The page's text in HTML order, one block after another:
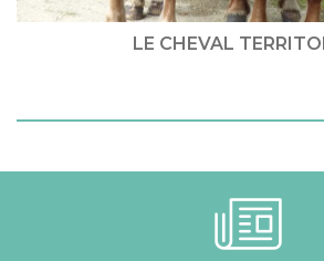
LE CHEVAL